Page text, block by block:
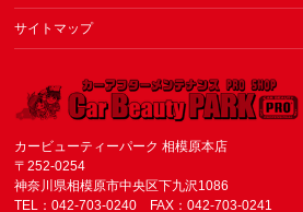
サイトマップ
カービューティーパーク 相模原本店
〒252-0254
神奈川県相模原市中央区下九沢1086
TEL：042-703-0240 FAX：042-703-0241